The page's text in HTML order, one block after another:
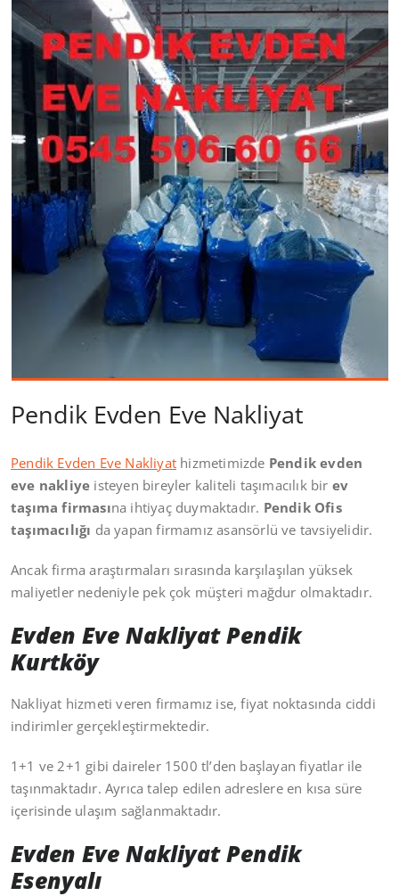
Pendik Evden Eve Nakliyat
Pendik Evden Eve Nakliyat hizmetimizde Pendik evden
eve nakliye isteyen bireyler kaliteli taşımacılık bir ev
taşıma firmasına ihtiyaç duymaktadır. Pendik Ofis
taşımacılığı da yapan firmamız asansörlü ve tavsiyelidir.
Ancak firma araştırmaları sırasında karşılaşılan yüksek
maliyetler nedeniyle pek çok müşteri mağdur olmaktadır.
Evden Eve Nakliyat Pendik
Kurtköy
Nakliyat hizmeti veren firmamız ise, fiyat noktasında ciddi
indirimler gerçekleştirmektedir.
1+1 ve 2+1 gibi daireler 1500 tl’den başlayan fiyatlar ile
taşınmaktadır. Ayrıca talep edilen adreslere en kısa süre
içerisinde ulaşım sağlanmaktadır.
Evden Eve Nakliyat Pendik
Esenyalı